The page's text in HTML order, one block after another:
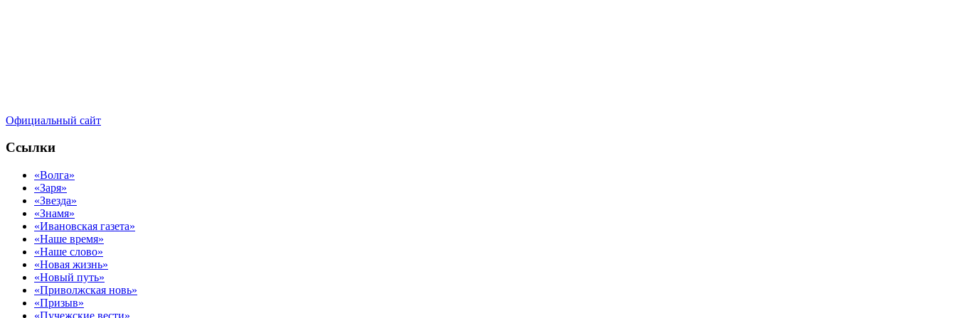
Официальный сайт
Ссылки
«Волга»
«Заря»
«Звезда»
«Знамя»
«Ивановская газета»
«Наше время»
«Наше слово»
«Новая жизнь»
«Новый путь»
«Приволжская новь»
«Призыв»
«Пучежские вести»